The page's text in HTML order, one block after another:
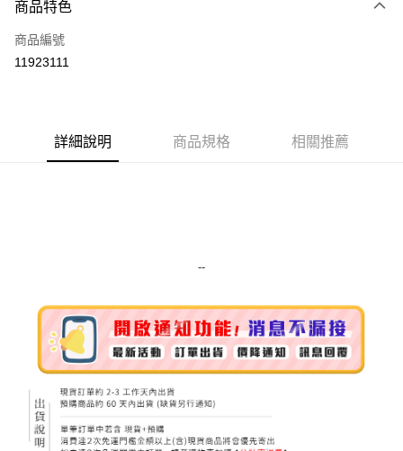
信用卡一次付款
超商取貨付款
街口支付
全家取貨付款
每筆NT$80，滿NT$999(含以上)免運費
每筆NT$80，滿NT$999(含以上)免運費
7-11取貨付款
商品特色
商品編號
11923111
詳細說明 商品規格 相關推薦
--